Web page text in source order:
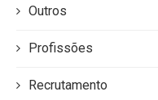
Outros
Profissões
Recrutamento